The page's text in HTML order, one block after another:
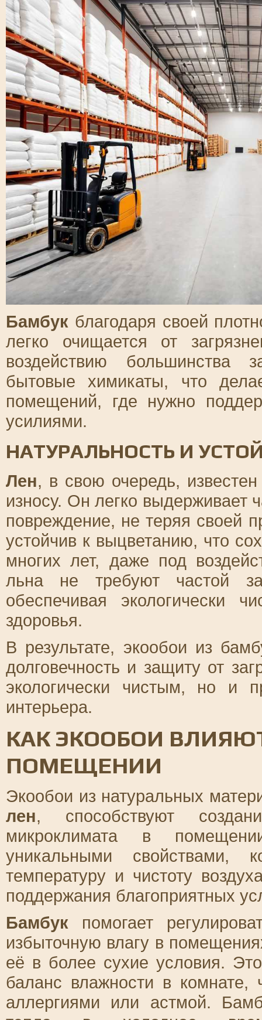
Бамбук благодаря своей
легко очищается от
воздействию большинства
бытовые химикаты, что
помещений, где нужно
усилиями.
НАТУРАЛЬНОСТЬ И
Лен, в свою очередь,
износу. Он легко выдерживает
повреждение, не теряя своей
устойчив к выцветанию, что
многих лет, даже под
льна не требуют частой
обеспечивая экологически
здоровья.
В результате, экообои из
долговечность и защиту от
экологически чистым, но и
интерьера.
КАК ЭКООБОИ
ПОМЕЩЕНИИ
Экообои из натуральных
лен, способствуют
микроклимата в
уникальными свойствами,
температуру и чистоту
поддержания благоприятных
Бамбук помогает
избыточную влагу в
её в более сухие условия.
баланс влажности в
аллергиями или астмой.